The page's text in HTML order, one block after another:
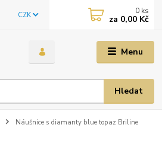
Menu
CZK
Hledat
0 ks
za 0,00 Kč
Náušnice s diamanty blue topaz Briline